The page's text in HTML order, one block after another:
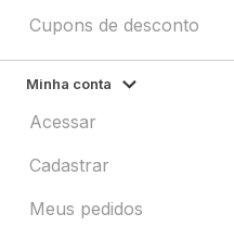
Cupons de desconto
Minha conta
Acessar
Cadastrar
Meus pedidos